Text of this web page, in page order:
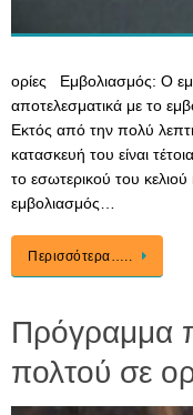
ορίες Εμβολιασμός: Ο
αποτελεσματικά με το
Εκτός από την πολύ
κατασκευή του είναι
το εσωτερικού του
εμβολιασμός…
Περισσότερα…..
Πρόγραμμα
πολτού σε